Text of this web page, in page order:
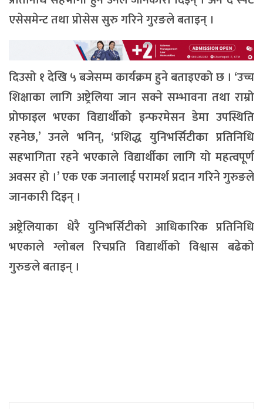
एसेसमेन्ट तथा प्रोसेस सुरु गरिने गुरङले बताइन् ।
दिउसो १ देखि ५ बजेसम्म कार्यक्रम हुने बताइएको छ । ‘उच्च
शिक्षाका लागि अष्ट्रेलिया जान सक्ने सम्भावना तथा राम्रो
प्रोफाइल भएका विद्यार्थीको इन्फरमेसन डेमा उपस्थिति
रहनेछ,’ उनले भनिन्, ‘प्रशिद्ध युनिभर्सिटीका प्रतिनिधि
सहभागिता रहने भएकाले विद्यार्थीका लागि यो महत्वपूर्ण
अवसर हो ।’ एक एक जनालाई परामर्श प्रदान गरिने गुरुङले
जानकारी दिइन् ।
अष्ट्रेलियाका धेरै युनिभर्सिटीको आधिकारिक प्रतिनिधि
भएकाले ग्लोबल रिचप्रति विद्यार्थीको विश्वास बढेको
गुरुङले बताइन् ।